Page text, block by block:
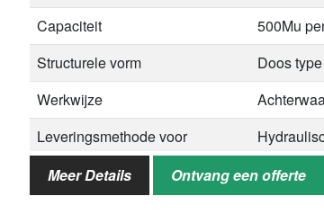
Capaciteit
500Mu
Structurele vorm
Doos type
Werkwijze
Leveringsmethode voor
organische mest
Verspreidingsapparaat type
Achter
Meer Details Ontvang een offerte